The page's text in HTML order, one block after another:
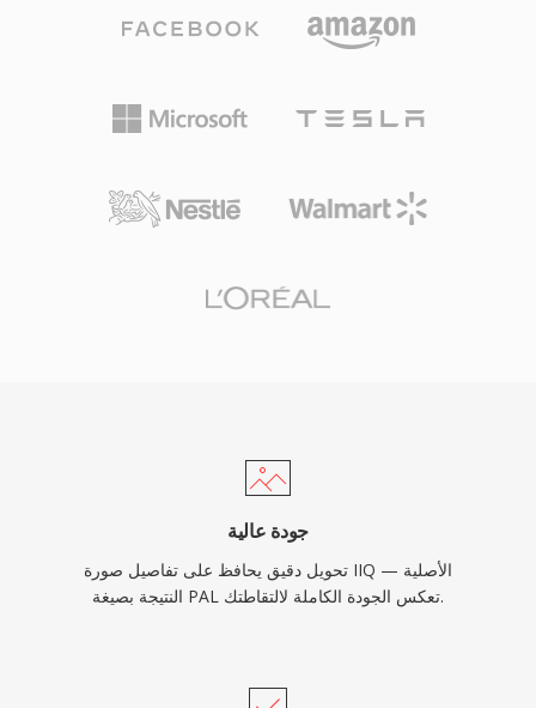
جودة عالية
تحويل دقيق يحافظ على تفاصيل صورة IIQ الأصلية —
النتيجة بصيغة PAL تعكس الجودة الكاملة لالتقاطتك.